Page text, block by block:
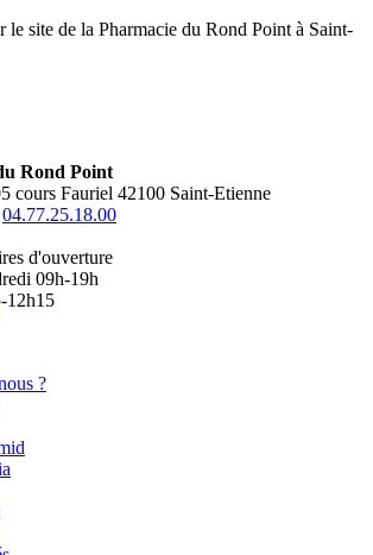
le site de la Pharmacie du Rond Point à Saint-
Rond Point
cours Fauriel 42100 Saint-Etienne
04.77.25.18.00
d'ouverture
09h-19h
12h15
?